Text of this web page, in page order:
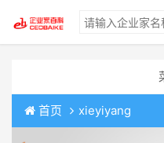
首页 xieyiyang